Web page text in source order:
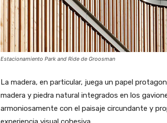
Estacionamiento Park and Ride de Groosman
La madera, en particular, juega un papel
madera y piedra natural integrados en los
armoniosamente con el paisaje circundante y